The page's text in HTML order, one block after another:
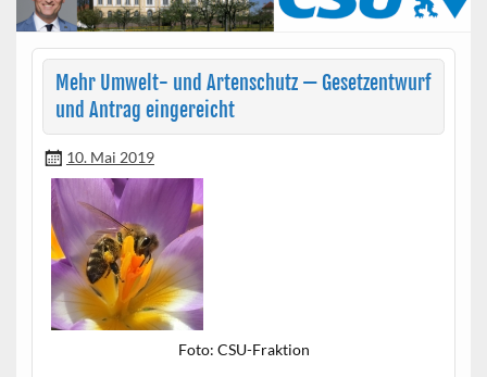
Mehr Umwelt- und Artenschutz — Gesetzentwurf
und Antrag eingereicht
10. Mai 2019
Foto: CSU-Frak­tion